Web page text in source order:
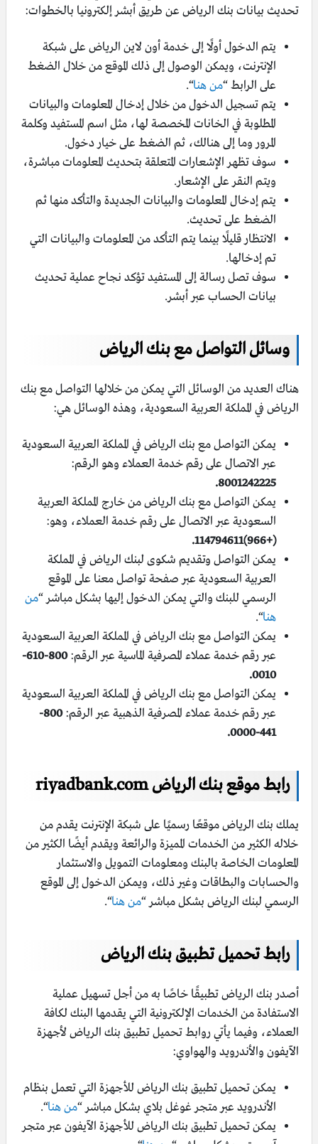
تحديث بيانات بنك الرياض عن طريق أبشر إلكترونيا بالخطوات:
يتم الدخول أولًا إلى خدمة أون لاين الرياض على شبكة
الإنترنت، ويمكن الوصول إلى ذلك الموقع من خلال الضغط
على الرابط “من هنا“.
يتم تسجيل الدخول من خلال إدخال المعلومات والبيانات
المطلوبة في الخانات المخصصة لها، مثل اسم المستفيد وكلمة
المرور وما إلى هنالك، ثم الضغط على خيار دخول.
سوف تظهر الإشعارات المتعلقة بتحديث المعلومات مباشرة،
ويتم النقر على الإشعار.
يتم إدخال المعلومات والبيانات الجديدة والتأكد منها ثم
الضغط على تحديث.
الانتظار قليلًا بينما يتم التأكد من المعلومات والبيانات التي
تم إدخالها.
سوف تصل رسالة إلى المستفيد تؤكد نجاح عملية تحديث
بيانات الحساب عبر أبشر.
وسائل التواصل مع بنك الرياض
هناك العديد من الوسائل التي يمكن من خلالها التواصل مع بنك
الرياض في المملكة العربية السعودية، وهذه الوسائل هي:
يمكن التواصل مع بنك الرياض في المملكة العربية السعودية
عبر الاتصال على رقم خدمة العملاء وهو الرقم:
8001242225.
يمكن التواصل مع بنك الرياض من خارج المملكة العربية
السعودية عبر الاتصال على رقم خدمة العملاء، وهو:
(+966)114794611.
يمكن التواصل وتقديم شكوى لبنك الرياض في المملكة
العربية السعودية عبر صفحة تواصل معنا على الموقع
الرسمي للبنك والتي يمكن الدخول إليها بشكل مباشر “من
هنا“.
يمكن التواصل مع بنك الرياض في المملكة العربية السعودية
عبر رقم خدمة عملاء المصرفية الماسية عبر الرقم:
800-610-
0010.
يمكن التواصل مع بنك الرياض في المملكة العربية السعودية
عبر رقم خدمة عملاء المصرفية الذهبية عبر الرقم:
800-
441-0000.
رابط موقع بنك الرياض riyadbank.com
يملك بنك الرياض موقعًا رسميًا على شبكة الإنترنت يقدم من
خلاله الكثير من الخدمات المميزة والرائعة ويقدم أيضًا الكثير من
المعلومات الخاصة بالبنك ومعلومات التمويل والاستثمار
والحسابات والبطاقات وغير ذلك، ويمكن الدخول إلى الموقع
الرسمي لبنك الرياض بشكل مباشر “من هنا“.
رابط تحميل تطبيق بنك الرياض
أصدر بنك الرياض تطبيقًا خاصًا به من أجل تسهيل عملية
الاستفادة من الخدمات الإلكترونية التي يقدمها البنك لكافة
العملاء، وفيما يأتي روابط تحميل تطبيق بنك الرياض لأجهزة
الآيفون والأندرويد والهواوي:
يمكن تحميل تطبيق بنك الرياض للأجهزة التي تعمل بنظام
الأندرويد عبر متجر غوغل بلاي بشكل مباشر “من هنا“.
يمكن تحميل تطبيق بنك الرياض للأجهزة الآيفون عبر متجر